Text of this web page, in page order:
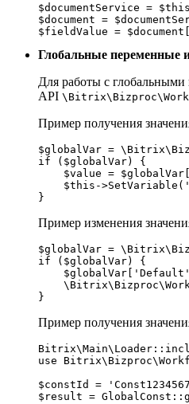
$documentService =
$document =
$fieldValue =
Глобальные переменные
Для работы с
API
Пример получения
$globalVar =
if ($globalVar) {
$value =
$this-
}
Пример изменения
$globalVar =
if ($globalVar) {
}
Пример получения
use
$constId =
$result =